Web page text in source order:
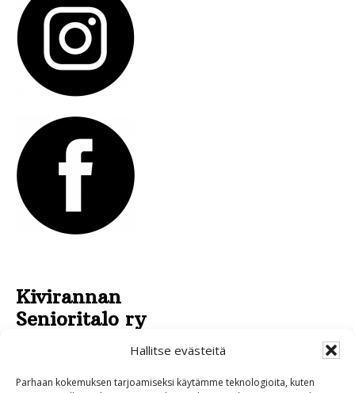
Hallitse evästeitä
Parhaan kokemuksen tarjoamiseksi käytämme teknologioita, kuten
Kivirannan
Senioritalo ry